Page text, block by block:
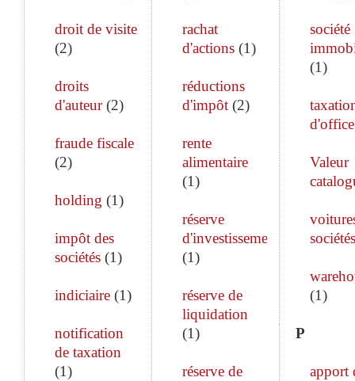
droit de visite
(2)
droits
d'auteur(2)
fraude fiscale
(2)
holding (1)
impôt des
sociétés (1)
indiciaire (1)
notification
de taxation
(1)
rachat
d'actions(1)
réductions
d'impôt(2)
rente
alimentaire
(1)
réserve
d'investissement
(1)
réserve de
liquidation
(1)
réserve de
société
(1)
d'office
Valeur
sociétés
(1)
P
apport